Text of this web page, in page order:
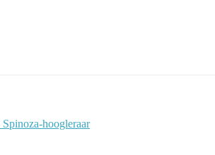
hoogleraar